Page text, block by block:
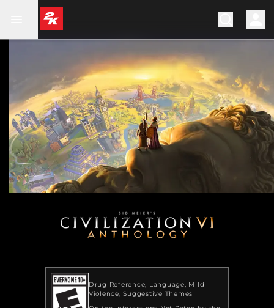
Drug Reference Language
Mild
Violence Suggestive Themes